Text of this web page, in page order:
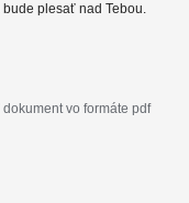
plesať nad Tebou.
dokument vo formáte pdf